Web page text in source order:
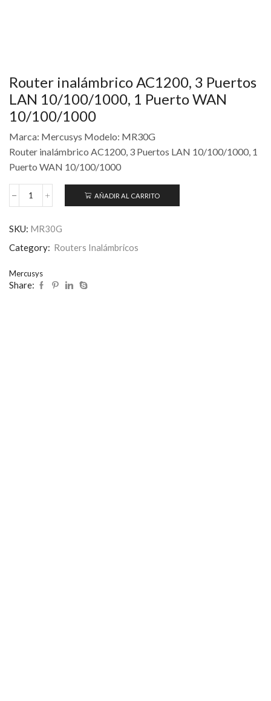
Router inalámbrico AC1200, 3 Puertos
LAN 10/100/1000, 1 Puerto WAN
10/100/1000
Marca: Mercusys Modelo: MR30G
Router inalámbrico AC1200, 3 Puertos LAN 10/100/1000, 1
Puerto WAN 10/100/1000
AÑADIR AL CARRITO
SKU: MR30G
Category: Routers Inalámbricos
Mercusys
Share: